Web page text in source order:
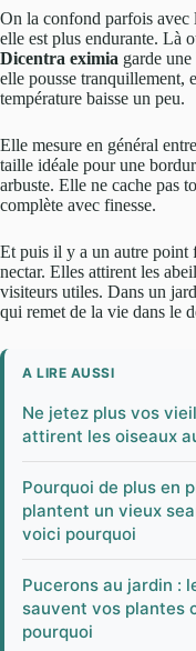
On la confond parfois
elle est plus endurante. Là
Dicentra eximia garde
elle pousse tranquillement,
température baisse un peu.
Elle mesure en général
taille idéale pour une
arbuste. Elle ne cache pas
complète avec finesse.
Et puis il y a un autre point
nectar. Elles attirent les
visiteurs utiles. Dans un
qui remet de la vie dans le
A LIRE AUSSI
Ne jetez plus vos
attirent les oiseaux
Pourquoi de plus en
plantent un vieux
voici pourquoi
Pucerons au jardin :
sauvent vos plantes
pourquoi